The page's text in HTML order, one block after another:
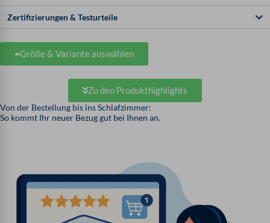
Zertifizierungen & Testurteile
Größe & Variante auswählen
Zu den Produkthighlights
Von der Bestellung bis ins Schlafzimmer:
So kommt Ihr neuer Bezug gut bei Ihnen an.